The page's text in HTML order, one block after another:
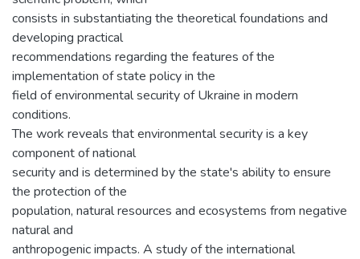
consists in substantiating the theoretical foundations and
developing practical
recommendations regarding the features of the
implementation of state policy in the
field of environmental security of Ukraine in modern
conditions.
The work reveals that environmental security is a key
component of national
security and is determined by the state's ability to ensure
the protection of the
population, natural resources and ecosystems from negative
natural and
anthropogenic impacts. A study of the international